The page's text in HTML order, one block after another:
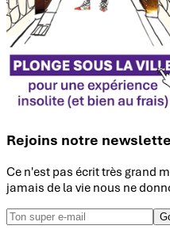
Rejoins notre
Ce n'est pas écrit très grand
jamais de la vie nous ne